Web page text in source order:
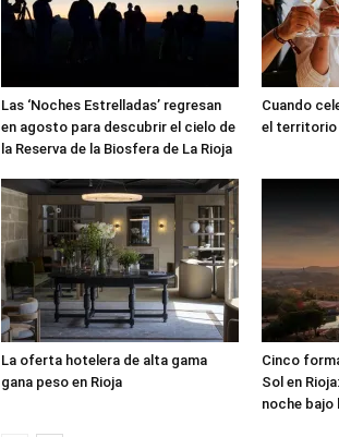
Las ‘Noches Estrelladas’ regresan
en agosto para descubrir el cielo de
la Reserva de la Biosfera de La Rioja
Cuando
el territorio
La oferta hotelera de alta gama
gana peso en Rioja
Cinco
Sol en
noche bajo